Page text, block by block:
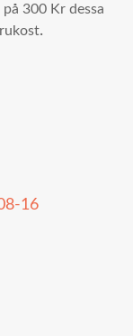
300 Kr dessa
.
16